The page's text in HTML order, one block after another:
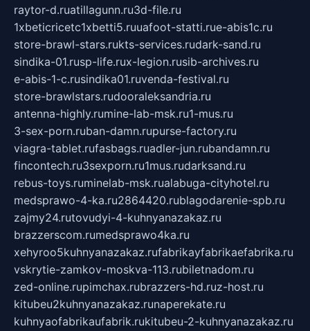
raytor-d.ruatillagunn.ru3d-file.ru
1xbeticricetc1xbetti5.ruuafoot-statti.rue-abis1c.ru
store-brawl-stars.rukts-services.rudark-sand.ru
sindika-01.rusp-life.rux-legion.rusib-archives.ru
e-abis-1-c.rusindika01.ruvenda-festival.ru
store-brawlstars.rudooraleksandria.ru
antenna-highly.rumine-lab-msk.ru1-mus.ru
3-sex-porn.ruban-damn.rupurse-factory.ru
viagra-tablet.rufasbags.ruadler-jun.rubandamn.ru
fincontech.ru3sexporn.ru1mus.rudarksand.ru
rebus-toys.ruminelab-msk.rualabuga-cityhotel.ru
medsprawo-4-ka.ru2864420.rublagodarenie-spb.ru
zajmy24.rutovudyi-4-kuhnyanazakaz.ru
brazzerscom.rumedsprawo4ka.ru
xehyroo5kuhnyanazakaz.rufabrikayfabrikaefabrika.ru
vskrytie-zamkov-moskva-113.rubiletnadom.ru
zed-online.rupimchax.rubrazzers-hd.ruz-host.ru
kitubeu2kuhnyanazakaz.runaperekate.ru
kuhnyaofabrikaufabrik.rukitubeu-2-kuhnyanazakaz.ru